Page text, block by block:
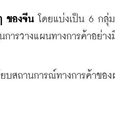
ของจีน โดยแบ่งเป็น 6 กลุ่
การวางแผนทางการค้าอย่าง
ยบสถานการณ์ทางการค้าขอ